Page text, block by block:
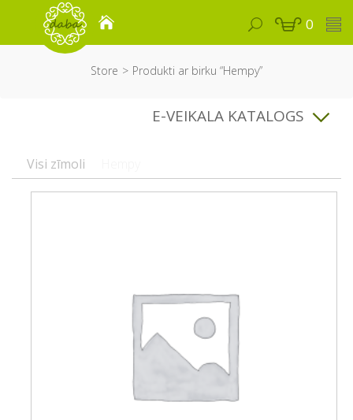
0
Store Produkti ar birku “Hempy”
E-VEIKALA KATALOGS
Visi zīmoli